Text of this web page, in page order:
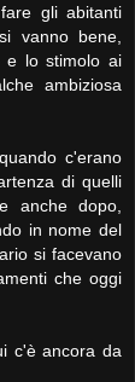
gli abitanti
vanno bene,
e lo stimolo ai
ambiziosa
c'erano
di quelli
anche dopo,
in nome del
si facevano
che oggi
c'è ancora da